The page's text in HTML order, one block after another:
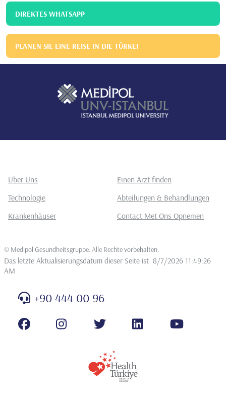
DIREKTES WHATSAPP
PLANEN SIE EINE REISE IN DIE TÜRKEI
Über Uns
Einen Arzt finden
Technologie
Abteilungen & Behandlungen
Krankenhäuser
Contact Met Ons Opnemen
© Medipol Gesundheitsgruppe. Alle Rechte vorbehalten.
Das letzte Aktualisierungsdatum dieser Seite ist 8/7/2026 11:49:26
AM
+90 444 00 96